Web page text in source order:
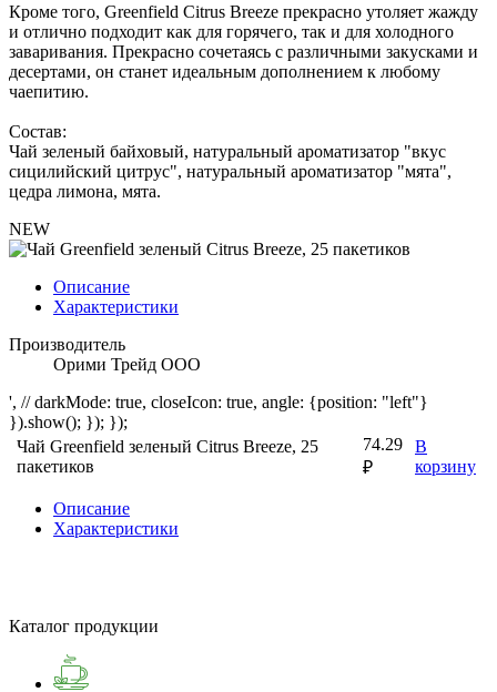
Кроме того, Greenfield Citrus Breeze прекрасно утоляет жажду
и отлично подходит как для горячего, так и для холодного
заваривания. Прекрасно сочетаясь с различными закусками и
десертами, он станет идеальным дополнением к любому
чаепитию.
Состав:
Чай зеленый байховый, натуральный ароматизатор "вкус
сицилийский цитрус", натуральный ароматизатор "мята",
цедра лимона, мята.
NEW
Описание
Характеристики
Производитель
Орими Трейд ООО
', // darkMode: true, closeIcon: true, angle: {position: "left"}
}).show(); }); });
Чай Greenfield зеленый Citrus Breeze, 25
пакетиков
74.29
₽
В
корзину
Описание
Характеристики
Каталог продукции